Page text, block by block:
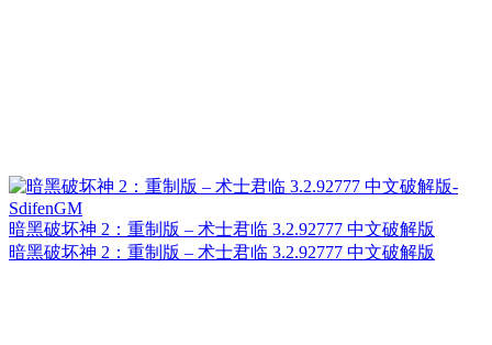
暗黑破坏神 2：重制版 – 术士君临 3.2.92777 中文破解版
暗黑破坏神 2：重制版 – 术士君临 3.2.92777 中文破解版